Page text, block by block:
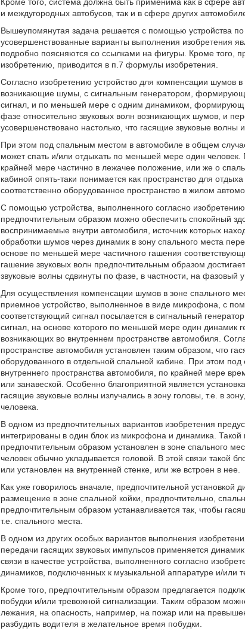
и междугородных автобусов, так и в сфере других
Вышеупомянутая задача решается с помощью устройства
усовершенствованные варианты выполнения изобретения
подробно поясняются со ссылками на фигуры. Кроме того,
изобретению, приводится в п.7 формулы изобретения.
Согласно изобретению устройство для компенсации
возникающие шумы, с сигнальным генератором,
сигнал, и по меньшей мере с одним динамиком,
фазе относительно звуковых волн возникающих шумов, и
усовершенствовано настолько, что гасящие звуковые волны
При этом под спальным местом в автомобиле в общем
может спать и/или отдыхать по меньшей мере один
крайней мере частично в лежачее положение, или же о
кабиной опять-таки понимается как пространство для
соответственно оборудованное пространство в жилом
С помощью устройства, выполненного согласно
предпочтительным образом можно обеспечить спокойный
воспринимаемые внутри автомобиля, источник которых
обработки шумов через динамик в зону спального места
основе по меньшей мере частичного гашения
гашение звуковых волн предпочтительным образом
звуковые волны сдвинуты по фазе, в частности, на фазовый
Для осуществления компенсации шумов в зоне спального
приемное устройство, выполненное в виде микрофона, с
соответствующий сигнал посылается в сигнальный
сигнал, на основе которого по меньшей мере один динамик
возникающих во внутреннем пространстве автомобиля.
пространстве автомобиля установлен таким образом, что
оборудованного в отдельной спальной кабине. При этом
внутреннего пространства автомобиля, по крайней мере
или занавеской. Особенно благоприятной является
гасящие звуковые волны излучались в зону головы, т.е. в
человека.
В одном из предпочтительных вариантов изобретения
интегрированы в один блок из микрофона и динамика.
предпочтительным образом установлен в зоне спального
человек обычно укладывается головой. В этой связи такой
или установлен на внутренней стенке, или же встроен в нее.
Как уже говорилось вначале, предпочтительной установкой
размещение в зоне спальной койки, предпочтительно,
предпочтительным образом устанавливается так, чтобы
т.е. спального места.
В одном из других особых вариантов выполнения
передачи гасящих звуковых импульсов применяется
связи в качестве устройства, выполненного согласно
динамиков, подключенных к музыкальной аппаратуре и/или
Кроме того, предпочтительным образом предлагается
побудки и/или тревожной сигнализации. Таким образом
лежания, на опасность, например, на пожар или на
разбудить водителя в желательное время побудки.